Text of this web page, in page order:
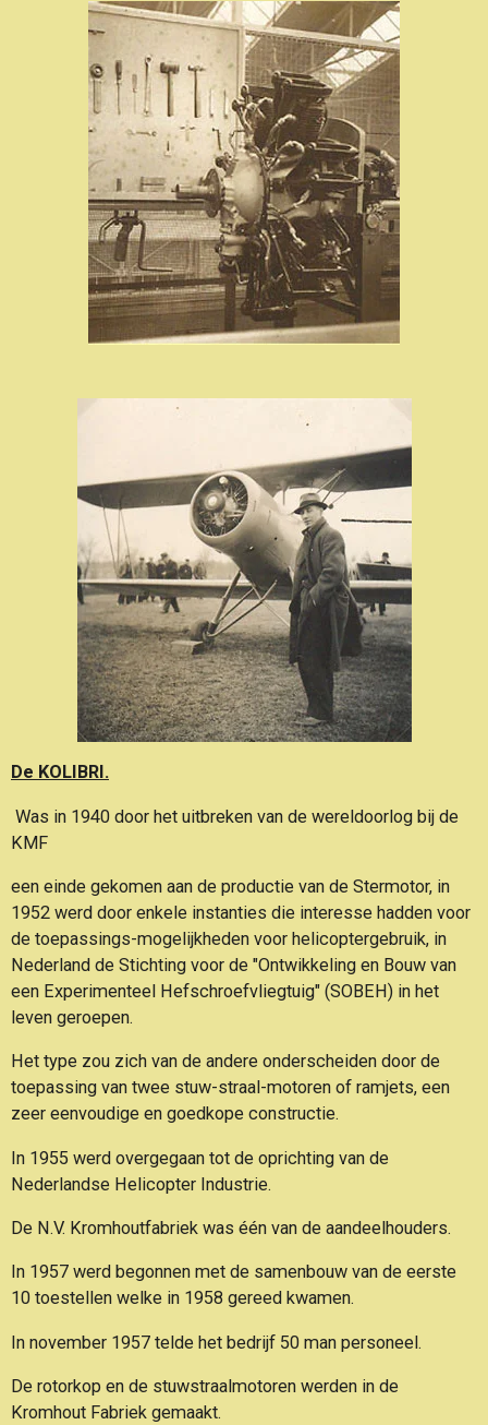
De KOLIBRI.
Was in 1940 door het uitbreken van de wereldoorlog bij de
KMF
een einde gekomen aan de productie van de Stermotor, in
1952 werd door enkele instanties die interesse hadden voor
de toepassings-mogelijkheden voor helicoptergebruik, in
Nederland de Stichting voor de "Ontwikkeling en Bouw van
een Experimenteel Hefschroefvliegtuig" (SOBEH) in het
leven geroepen.
Het type zou zich van de andere onderscheiden door de
toepassing van twee stuw-straal-motoren of ramjets, een
zeer eenvoudige en goedkope constructie.
In 1955 werd overgegaan tot de oprichting van de
Nederlandse Helicopter Industrie.
De N.V. Kromhoutfabriek was één van de aandeelhouders.
In 1957 werd begonnen met de samenbouw van de eerste
10 toestellen welke in 1958 gereed kwamen.
In november 1957 telde het bedrijf 50 man personeel.
De rotorkop en de stuwstraalmotoren werden in de
Kromhout Fabriek gemaakt.